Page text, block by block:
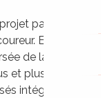
par François
En 2019,
de la France
et plus de 18
intégralement à